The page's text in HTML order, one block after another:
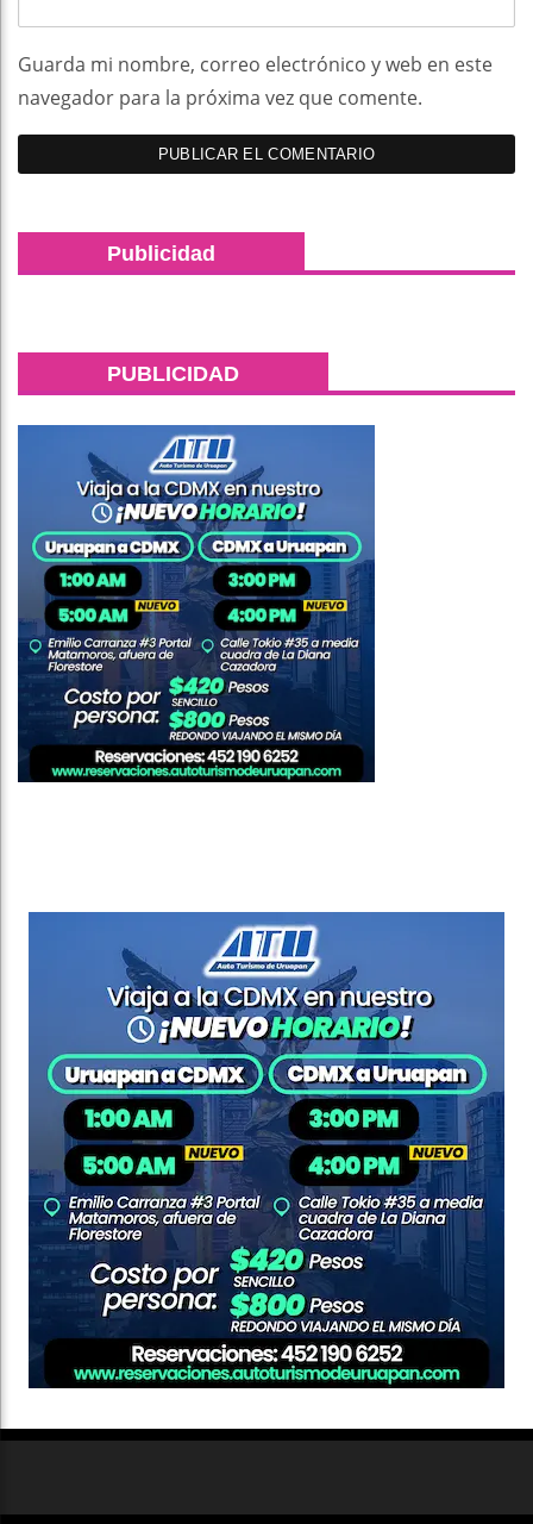
Guarda mi nombre, correo electrónico y web en este
navegador para la próxima vez que comente.
Publicidad
PUBLICIDAD